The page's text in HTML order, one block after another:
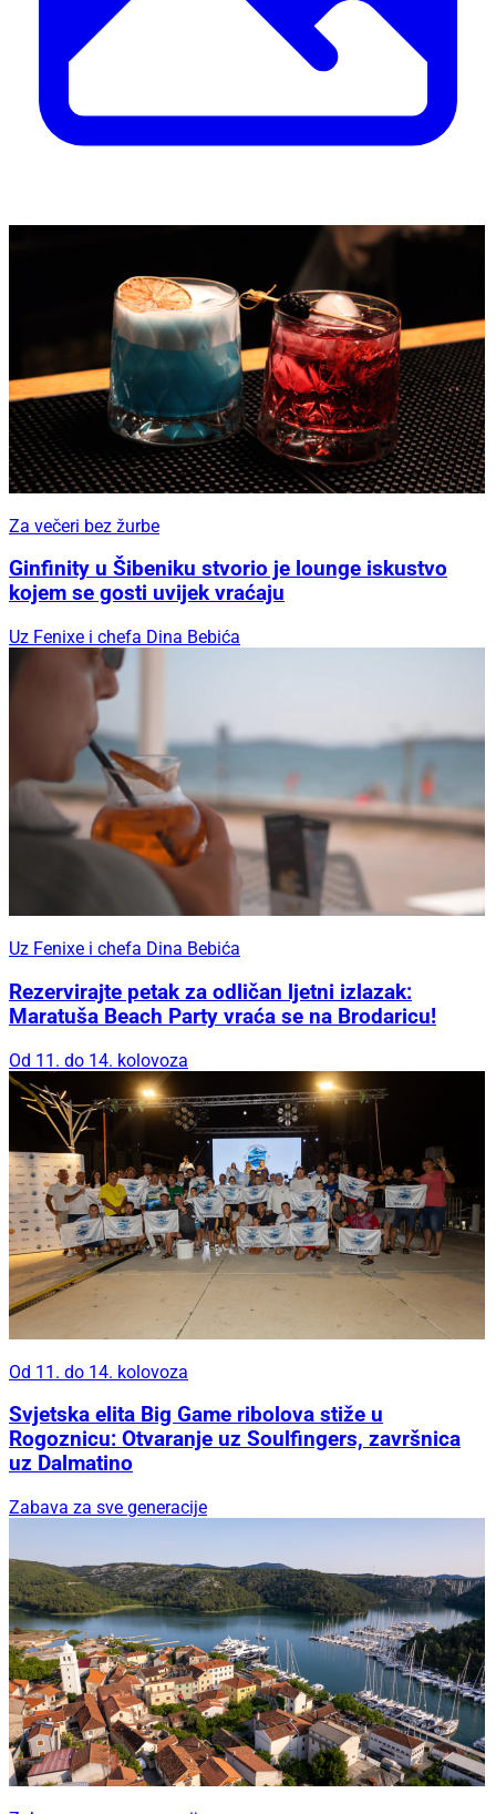
Za večeri bez žurbe
Ginfinity u Šibeniku stvorio je lounge iskustvo
kojem se gosti uvijek vraćaju
Uz Fenixe i chefa Dina Bebića
Uz Fenixe i chefa Dina Bebića
Rezervirajte petak za odličan ljetni izlazak:
Maratuša Beach Party vraća se na Brodaricu!
Od 11. do 14. kolovoza
Od 11. do 14. kolovoza
Svjetska elita Big Game ribolova stiže u
Rogoznicu: Otvaranje uz Soulfingers, završnica
uz Dalmatino
Zabava za sve generacije